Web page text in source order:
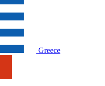
Greece